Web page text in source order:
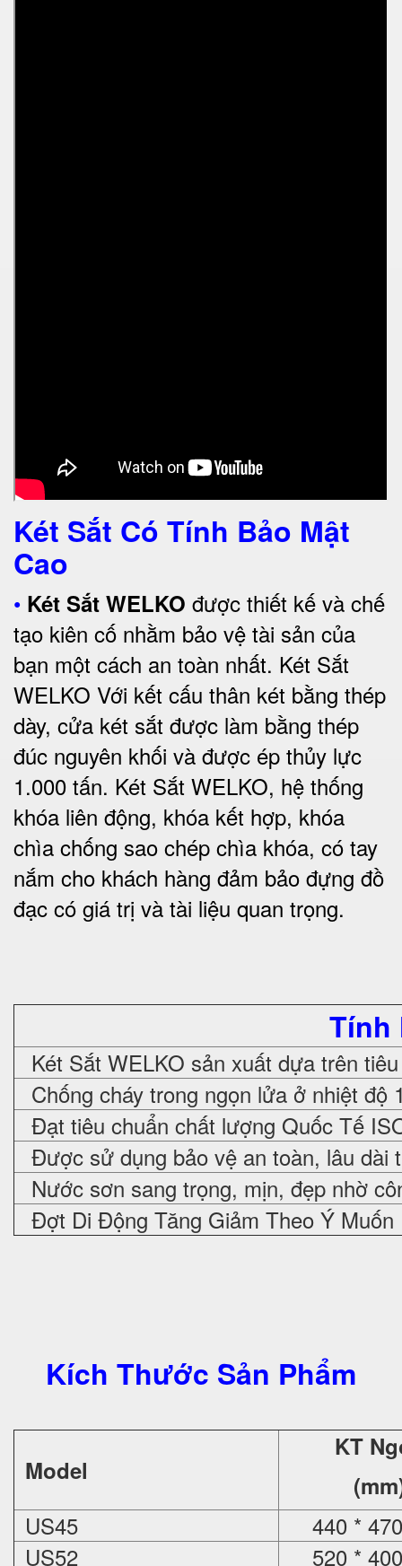
Két Sắt Có Tính Bảo Mật
Cao
• Két Sắt WELKO được thiết kế và chế
tạo kiên cố nhằm bảo vệ tài sản của
bạn một cách an toàn nhất. Két Sắt
WELKO Với kết cấu thân két bằng thép
dày, cửa két sắt được làm bằng thép
đúc nguyên khối và được ép thủy lực
1.000 tấn. Két Sắt WELKO, hệ thống
khóa liên động, khóa kết hợp, khóa
chìa chống sao chép chìa khóa, có tay
nắm cho khách hàng đảm bảo đựng đồ
đạc có giá trị và tài liệu quan trọng.
Tính
Két Sắt WELKO sản xuất dựa trên
Chống cháy trong ngọn lửa ở nhiệt độ
Đạt tiêu chuẩn chất lượng Quốc Tế
Được sử dụng bảo vệ an toàn, lâu dài
Nước sơn sang trọng, mịn, đẹp nhờ
Đợt Di Động Tăng Giảm Theo Ý Muốn
Kích Thước Sản Phẩm
Model
KT
US45
440 *
US52
520 *